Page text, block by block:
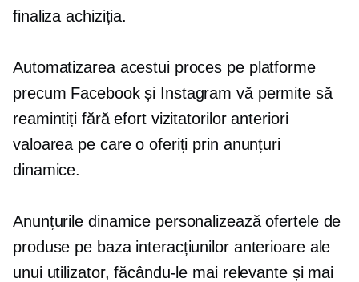
finaliza achiziția.
Automatizarea acestui proces pe platforme
precum Facebook și Instagram vă permite să
reamintiți fără efort vizitatorilor anteriori
valoarea pe care o oferiți prin anunțuri
dinamice.
Anunțurile dinamice personalizează ofertele de
produse pe baza interacțiunilor anterioare ale
unui utilizator, făcându-le mai relevante și mai